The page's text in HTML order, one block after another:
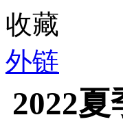
收藏
外链
2022